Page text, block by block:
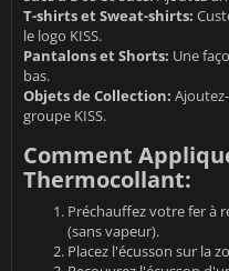
T-shirts et Sweat-shirts:
le logo KISS.
Pantalons et Shorts: Une
bas.
Objets de Collection:
groupe KISS.
Comment
Thermocollant:
Préchauffez votre fer à
(sans vapeur).
Placez l'écusson sur la